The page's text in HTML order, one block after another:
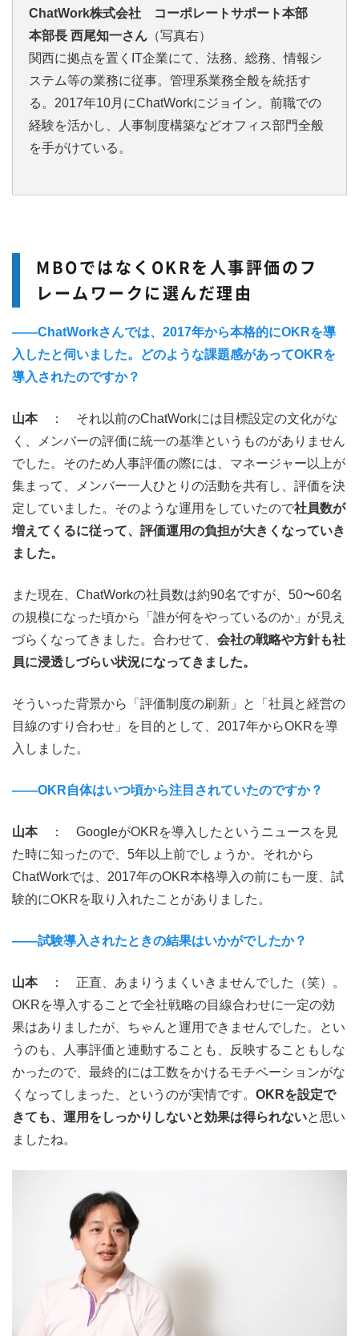
ChatWork株式会社 コーポレートサポート本部
本部長 西尾知一さん （写真右）
関西に拠点を置くIT企業にて、法務、総務、情報シ
ステム等の業務に従事。管理系業務全般を統括す
る。2017年10月にChatWorkにジョイン。前職での
経験を活かし、人事制度構築などオフィス部門全般
を手がけている。
MBOではなくOKRを人事評価のフ
レームワークに選んだ理由
――ChatWorkさんでは、2017年から本格的にOKRを導
入したと伺いました。どのような課題感があってOK Rを
導入されたのですか？
山本
： それ以前のChatWorkには目標設定の文化がな
く、メンバーの評価に統一の基準というものがありません
でした。そのため人事評価の際には、マネージャー以上が
集まって、メンバー一人ひとりの活動を共有し、評価を決
定していました。そのような運用をしていたので社員数が
増えてくるに従って、評価運用の負担が大きくなっていき
ました。
また現在、ChatWorkの社員数は約90名ですが、50〜60名
の規模になった頃から「誰が何をやっているのか」が見え
づらくなってきました。合わせて、 会社の戦略や方針も社
員に浸透しづらい状況になってきました。
そういった背景から「評価制度の刷新」と「社員と経営の
目線のすり合わせ」を目的として、2017年からOKRを導
入しました。
――OKR自体はいつ頃から注目されていたのですか？
山本
： GoogleがOKRを導入したというニュースを見
た時に知ったので、5年以上前でしょうか。それから
ChatWorkでは、2017年のOKR本格導入の前にも一度、試
験的にOKRを取り入れたことがありました。
――試験導入されたときの結果はいかがでしたか？
山本
： 正直、あまりうまくいきませんでした（笑）。
OKRを導入することで全社戦略の目線合わせに一定の効
果はありましたが、ちゃんと運用できませんでした。とい
うのも、人事評価と連動することも、反映することもしな
かったので、最終的には工数をかけるモチベーションがな
くなってしまった、というのが実情です。 OKRを設定で
きても、運用をしっかりしないと効果は得られないと思い
ましたね。